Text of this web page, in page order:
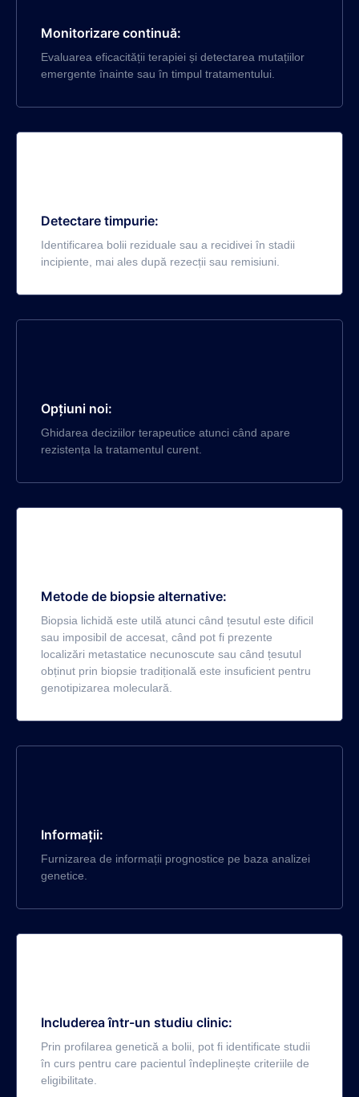
Monitorizare continuă:
Evaluarea eficacității terapiei și detectarea mutațiilor
emergente înainte sau în timpul tratamentului.
Detectare timpurie:
Identificarea bolii reziduale sau a recidivei în stadii
incipiente, mai ales după rezecții sau remisiuni.
Opțiuni noi:
Ghidarea deciziilor terapeutice atunci când apare
rezistența la tratamentul curent.
Metode de biopsie alternative:
Biopsia lichidă este utilă atunci când țesutul este dificil
sau imposibil de accesat, când pot fi prezente
localizări metastatice necunoscute sau când țesutul
obținut prin biopsie tradițională este insuficient pentru
genotipizarea moleculară.
Informații:
Furnizarea de informații prognostice pe baza analizei
genetice.
Includerea într-un studiu clinic:
Prin profilarea genetică a bolii, pot fi identificate studii
în curs pentru care pacientul îndeplinește criteriile de
eligibilitate.